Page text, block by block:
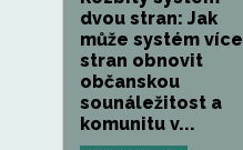
dvou stran: Jak
může systém více
stran obnovit
občanskou
sounáležitost a
komunitu v...